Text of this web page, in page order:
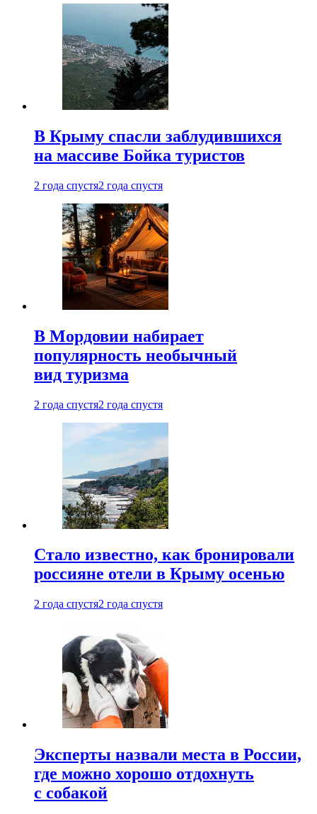
В Крыму спасли заблудившихся
на массиве Бойка туристов
2 года спустя2 года спустя
В Мордовии набирает
популярность необычный
вид туризма
2 года спустя2 года спустя
Стало известно, как бронировали
россияне отели в Крыму осенью
2 года спустя2 года спустя
Эксперты назвали места в России,
где можно хорошо отдохнуть
с собакой